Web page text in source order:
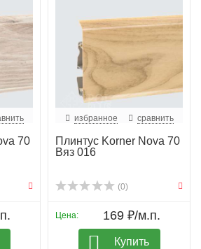
70
избранное сравнить
Плинтус Korner Nova 70
Вяз 016
(0)
Цена: 169 ₽/м.п.
Купить